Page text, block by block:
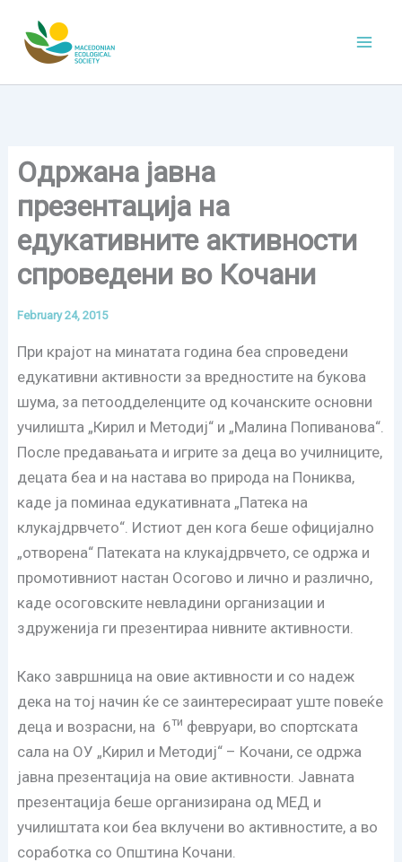
content
Одржана јавна
презентација на
едукативните активности
спроведени во Кочани
February 24, 2015
При крајот на минатата година беа спроведени
едукативни активности за вредностите на букова
шума, за петоодделенците од кочанските основни
училишта „Кирил и Методиј“ и „Малина Попиванова“.
После предавањата и игрите за деца во училниците,
децата беа и на настава во природа на Пониква,
каде ја поминаа едукативната „Патека на
клукајдрвчето“. Истиот ден кога беше официјално
„отворена“ Патеката на клукајдрвчето, се одржа и
промотивниот настан Осогово и лично и различно,
каде осоговските невладини организации и
здруженија ги презентираа нивните активности.
Како завршница на овие активности и со надеж
дека на тој начин ќе се заинтересираат уште повеќе
деца и возрасни, на 6ти февруари, во спортската
сала на ОУ „Кирил и Методиј“ – Кочани, се одржа
јавна презентација на овие активности. Јавната
презентација беше организирана од МЕД и
училиштата кои беа вклучени во активностите, а во
соработка со Општина Кочани.